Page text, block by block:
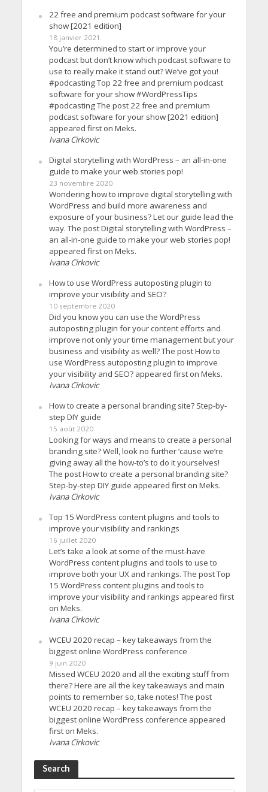
22 free and premium podcast software for your
show [2021 edition]
18 janvier 2021
You’re determined to start or improve your
podcast but don’t know which podcast software to
use to really make it stand out? We’ve got you!
#podcasting Top 22 free and premium podcast
software for your show #WordPressTips
#podcasting The post 22 free and premium
podcast software for your show [2021 edition]
appeared first on Meks.
Ivana Cirkovic
Digital storytelling with WordPress – an all-in-one
guide to make your web stories pop!
23 novembre 2020
Wondering how to improve digital storytelling with
WordPress and build more awareness and
exposure of your business? Let our guide lead the
way. The post Digital storytelling with WordPress –
an all-in-one guide to make your web stories pop!
appeared first on Meks.
Ivana Cirkovic
How to use WordPress autoposting plugin to
improve your visibility and SEO?
10 septembre 2020
Did you know you can use the WordPress
autoposting plugin for your content efforts and
improve not only your time management but your
business and visibility as well? The post How to
use WordPress autoposting plugin to improve
your visibility and SEO? appeared first on Meks.
Ivana Cirkovic
How to create a personal branding site? Step-by-
step DIY guide
15 août 2020
Looking for ways and means to create a personal
branding site? Well, look no further ’cause we’re
giving away all the how-to’s to do it yourselves!
The post How to create a personal branding site?
Step-by-step DIY guide appeared first on Meks.
Ivana Cirkovic
Top 15 WordPress content plugins and tools to
improve your visibility and rankings
16 juillet 2020
Let’s take a look at some of the must-have
WordPress content plugins and tools to use to
improve both your UX and rankings. The post Top
15 WordPress content plugins and tools to
improve your visibility and rankings appeared first
on Meks.
Ivana Cirkovic
WCEU 2020 recap – key takeaways from the
biggest online WordPress conference
9 juin 2020
Missed WCEU 2020 and all the exciting stuff from
there? Here are all the key takeaways and main
points to remember so, take notes! The post
WCEU 2020 recap – key takeaways from the
biggest online WordPress conference appeared
first on Meks.
Ivana Cirkovic
Search